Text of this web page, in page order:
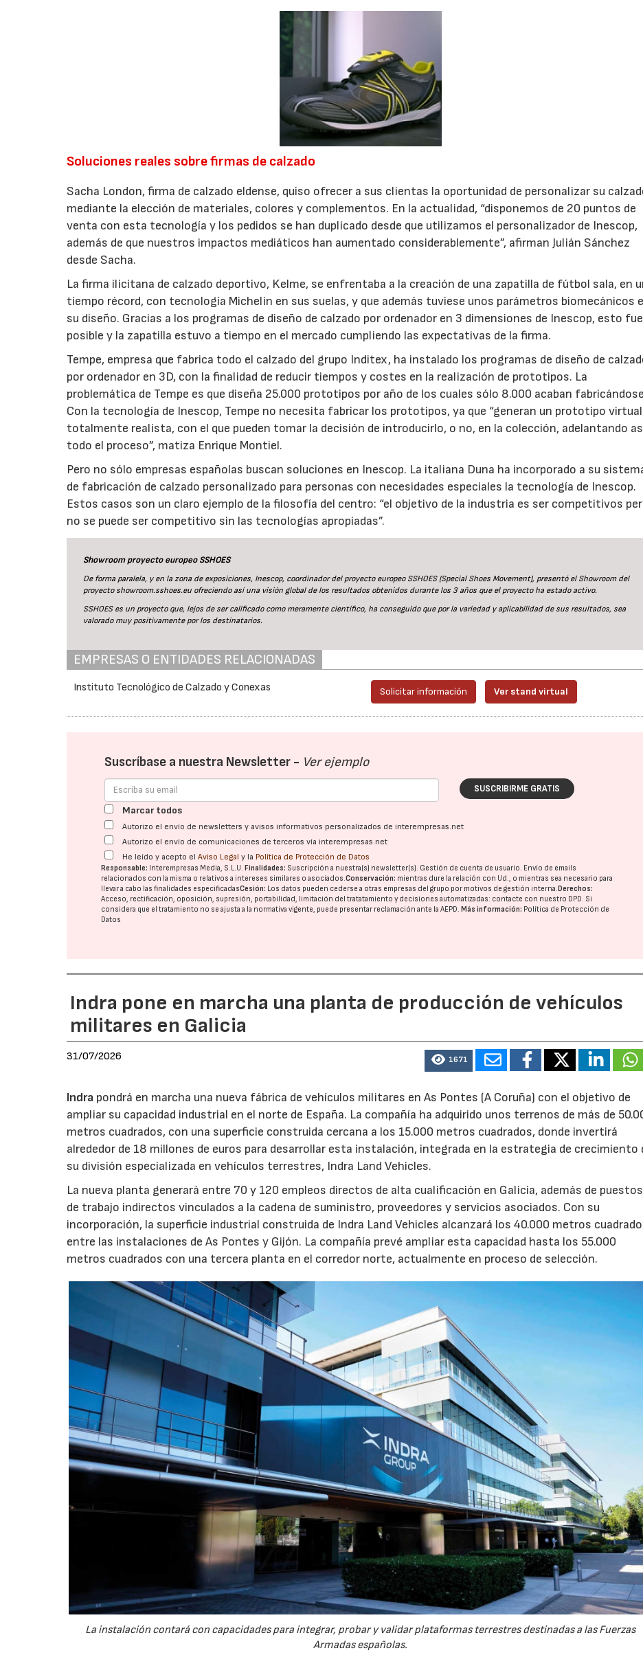
Soluciones reales sobre firmas de calzado
Sacha London, firma de calzado eldense, quiso ofrecer a sus clientas la oportunidad de personalizar su
mediante la elección de materiales, colores y complementos. En la actualidad, “disponemos de 20 puntos de
venta con esta tecnología y los pedidos se han duplicado desde que utilizamos el personalizador de Inescop,
además de que nuestros impactos mediáticos han aumentado considerablemente”, afirman Julián Sánchez
desde Sacha.
La firma ilicitana de calzado deportivo, Kelme, se enfrentaba a la creación de una zapatilla de fútbol sala, en
tiempo récord, con tecnología Michelin en sus suelas, y que además tuviese unos parámetros biomecánicos
su diseño. Gracias a los programas de diseño de calzado por ordenador en 3 dimensiones de Inescop, esto fue
posible y la zapatilla estuvo a tiempo en el mercado cumpliendo las expectativas de la firma.
Tempe, empresa que fabrica todo el calzado del grupo Inditex, ha instalado los programas de diseño de
por ordenador en 3D, con la finalidad de reducir tiempos y costes en la realización de prototipos. La
problemática de Tempe es que diseña 25.000 prototipos por año de los cuales sólo 8.000 acaban
Con la tecnología de Inescop, Tempe no necesita fabricar los prototipos, ya que “generan un prototipo
totalmente realista, con el que pueden tomar la decisión de introducirlo, o no, en la colección, adelantando
todo el proceso”, matiza Enrique Montiel.
Pero no sólo empresas españolas buscan soluciones en Inescop. La italiana Duna ha incorporado a su
de fabricación de calzado personalizado para personas con necesidades especiales la tecnología de Inescop.
Estos casos son un claro ejemplo de la filosofía del centro: “el objetivo de la industria es ser competitivos
no se puede ser competitivo sin las tecnologías apropiadas”.
Showroom proyecto europeo SSHOES
De forma paralela, y en la zona de exposiciones, Inescop, coordinador del proyecto europeo SSHOES (Special Shoes Movement), presentó el Showroom del
proyecto showroom.sshoes.eu ofreciendo así una visión global de los resultados obtenidos durante los 3 años que el proyecto ha estado activo.
SSHOES es un proyecto que, lejos de ser calificado como meramente científico, ha conseguido que por la variedad y aplicabilidad de sus resultados, sea
valorado muy positivamente por los destinatarios.
EMPRESAS O ENTIDADES RELACIONADAS
Instituto Tecnológico de Calzado y Conexas Solicitar información Ver stand virtual
Suscríbase a nuestra Newsletter - Ver ejemplo
SUSCRIBIRME GRATIS
Marcar todos
Autorizo el envío de newsletters y avisos informativos personalizados de interempresas.net
Autorizo el envío de comunicaciones de terceros vía interempresas.net
He leído y acepto elAviso Legal y la Política de Protección de Datos
Responsable: Interempresas Media, S.L.U.Finalidades: Suscripción a nuestra(s) newsletter(s). Gestión de cuenta de usuario. Envío de emails
relacionados con la misma o relativos a intereses similares o asociados.Conservación: mientras dure la relación con Ud., o mientras sea necesario para
llevar a cabo las finalidades especificadasCesión: Los datos pueden cederse a otras empresas del grupo por motivos de gestión interna.Derechos:
Acceso, rectificación, oposición, supresión, portabilidad, limitación del tratatamiento y decisiones automatizadas: contacte con nuestro DPD. Si
considera que el tratamiento no se ajusta a la normativa vigente, puede presentar reclamación ante laAEPD.Más información: Política de Protección de
Datos
Indra pone en marcha una planta de producción de vehículos
militares en Galicia
31/07/2026 1671
Indra pondrá en marcha una nueva fábrica de vehículos militares en As Pontes (A Coruña) con el objetivo de
ampliar su capacidad industrial en el norte de España. La compañía ha adquirido unos terrenos de más de
metros cuadrados, con una superficie construida cercana a los 15.000 metros cuadrados, donde invertirá
alrededor de 18 millones de euros para desarrollar esta instalación, integrada en la estrategia de crecimiento
su división especializada en vehículos terrestres, Indra Land Vehicles.
La nueva planta generará entre 70 y 120 empleos directos de alta cualificación en Galicia, además de puestos
de trabajo indirectos vinculados a la cadena de suministro, proveedores y servicios asociados. Con su
incorporación, la superficie industrial construida de Indra Land Vehicles alcanzará los 40.000 metros
entre las instalaciones de As Pontes y Gijón. La compañía prevé ampliar esta capacidad hasta los 55.000
metros cuadrados con una tercera planta en el corredor norte, actualmente en proceso de selección.
La instalación contará con capacidades para integrar, probar y validar plataformas terrestres destinadas a las Fuerzas
Armadas españolas.
21/07/2026